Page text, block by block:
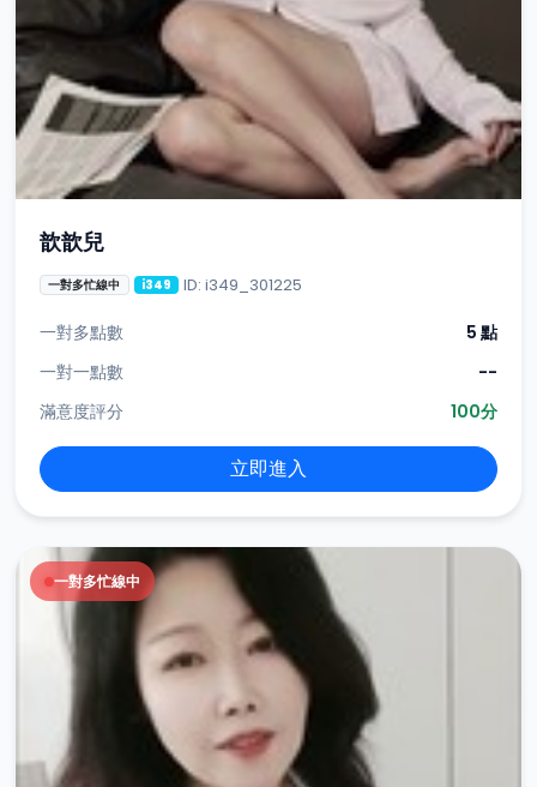
歆歆兒
一對多忙線中 i349 ID: i349_301225
一對多點數
5 點
一對一點數
--
滿意度評分
100分
立即進入
一對多忙線中